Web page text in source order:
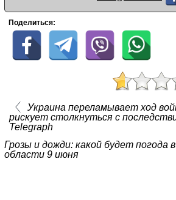
Поделиться:
Украина переламывает ход
рискует столкнуться с
Telegraph
Грозы и дожди: какой будет погода
области 9 июня